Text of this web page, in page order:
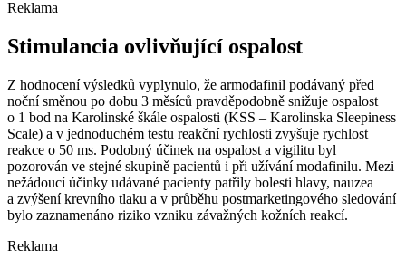
Reklama
Stimulancia ovlivňující ospalost
Z hodnocení výsledků vyplynulo, že armodafinil podávaný před
noční směnou po dobu 3 měsíců pravděpodobně snižuje ospalost
o 1 bod na Karolinské škále ospalosti (KSS –⁠ Karolinska Sleepiness
Scale) a v jednoduchém testu reakční rychlosti zvyšuje rychlost
reakce o 50 ms. Podobný účinek na ospalost a vigilitu byl
pozorován ve stejné skupině pacientů i při užívání modafinilu. Mezi
nežádoucí účinky udávané pacienty patřily bolesti hlavy, nauzea
a zvýšení krevního tlaku a v průběhu postmarketingového sledování
bylo zaznamenáno riziko vzniku závažných kožních reakcí.
Reklama